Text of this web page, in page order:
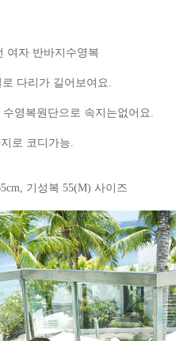
여자 반바지수영복
다리가 길어보여요.
영복원단으로 속지는없어요.
로 코디가능.
기성복 55(M) 사이즈